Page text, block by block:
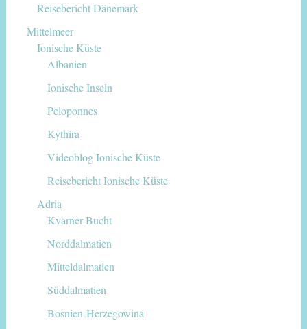
Reisebericht Dänemark
Mittelmeer
Ionische Küste
Albanien
Ionische Inseln
Peloponnes
Kythira
Videoblog Ionische Küste
Reisebericht Ionische Küste
Adria
Kvarner Bucht
Norddalmatien
Mitteldalmatien
Süddalmatien
Bosnien-Herzegowina